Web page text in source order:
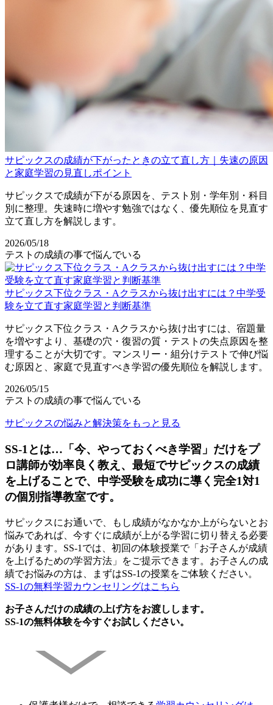
サピックスの成績が下がったときの立て直し方｜失速の原因
と家庭学習の見直しポイント
サピックスで成績が下がる原因を、テスト別・学年別・科目
別に整理。失速時に増やす勉強ではなく、優先順位を見直す
立て直し方を解説します。
2026/05/18
テストの成績の事で悩んでいる
サピックス下位クラス・Aクラスから抜け出すには？中学受
験を立て直す家庭学習と判断基準
サピックス下位クラス・Aクラスから抜け出すには、宿題量
を増やすより、基礎の穴・復習の質・テストの失点原因を整
理することが大切です。マンスリー・組分けテストで伸び悩
む原因と、家庭で見直すべき学習の優先順位を解説します。
2026/05/15
テストの成績の事で悩んでいる
サピックスの悩みと解決策をもっと見る
SS-1とは…「今、やっておくべき学習」だけをプ
ロ講師が効率良く教え、最短でサピックスの成績
を上げることで、中学受験を成功に導く完全1対1
の個別指導教室です。
サピックスにお通いで、もし成績がなかなか上がらないとお
悩みであれば、今すぐに成績が上がる学習に切り替える必要
があります。SS-1では、初回の体験授業で「お子さんが成績
を上げるための学習方法」をご提示できます。お子さんの成
績でお悩みの方は、まずはSS-1の授業をご体験ください。
SS-1の無料学習カウンセリングはこちら
お子さんだけの成績の上げ方をお渡しします。
SS-1の無料体験を今すぐお試しください。